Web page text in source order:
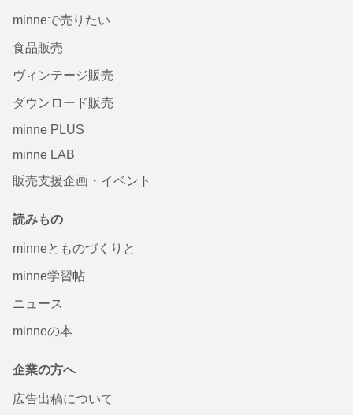
minneで売りたい
食品販売
ヴィンテージ販売
ダウンロード販売
minne PLUS
minne LAB
販売支援企画・イベント
読みもの
minneとものづくりと
minne学習帖
ニュース
minneの本
企業の方へ
広告出稿について